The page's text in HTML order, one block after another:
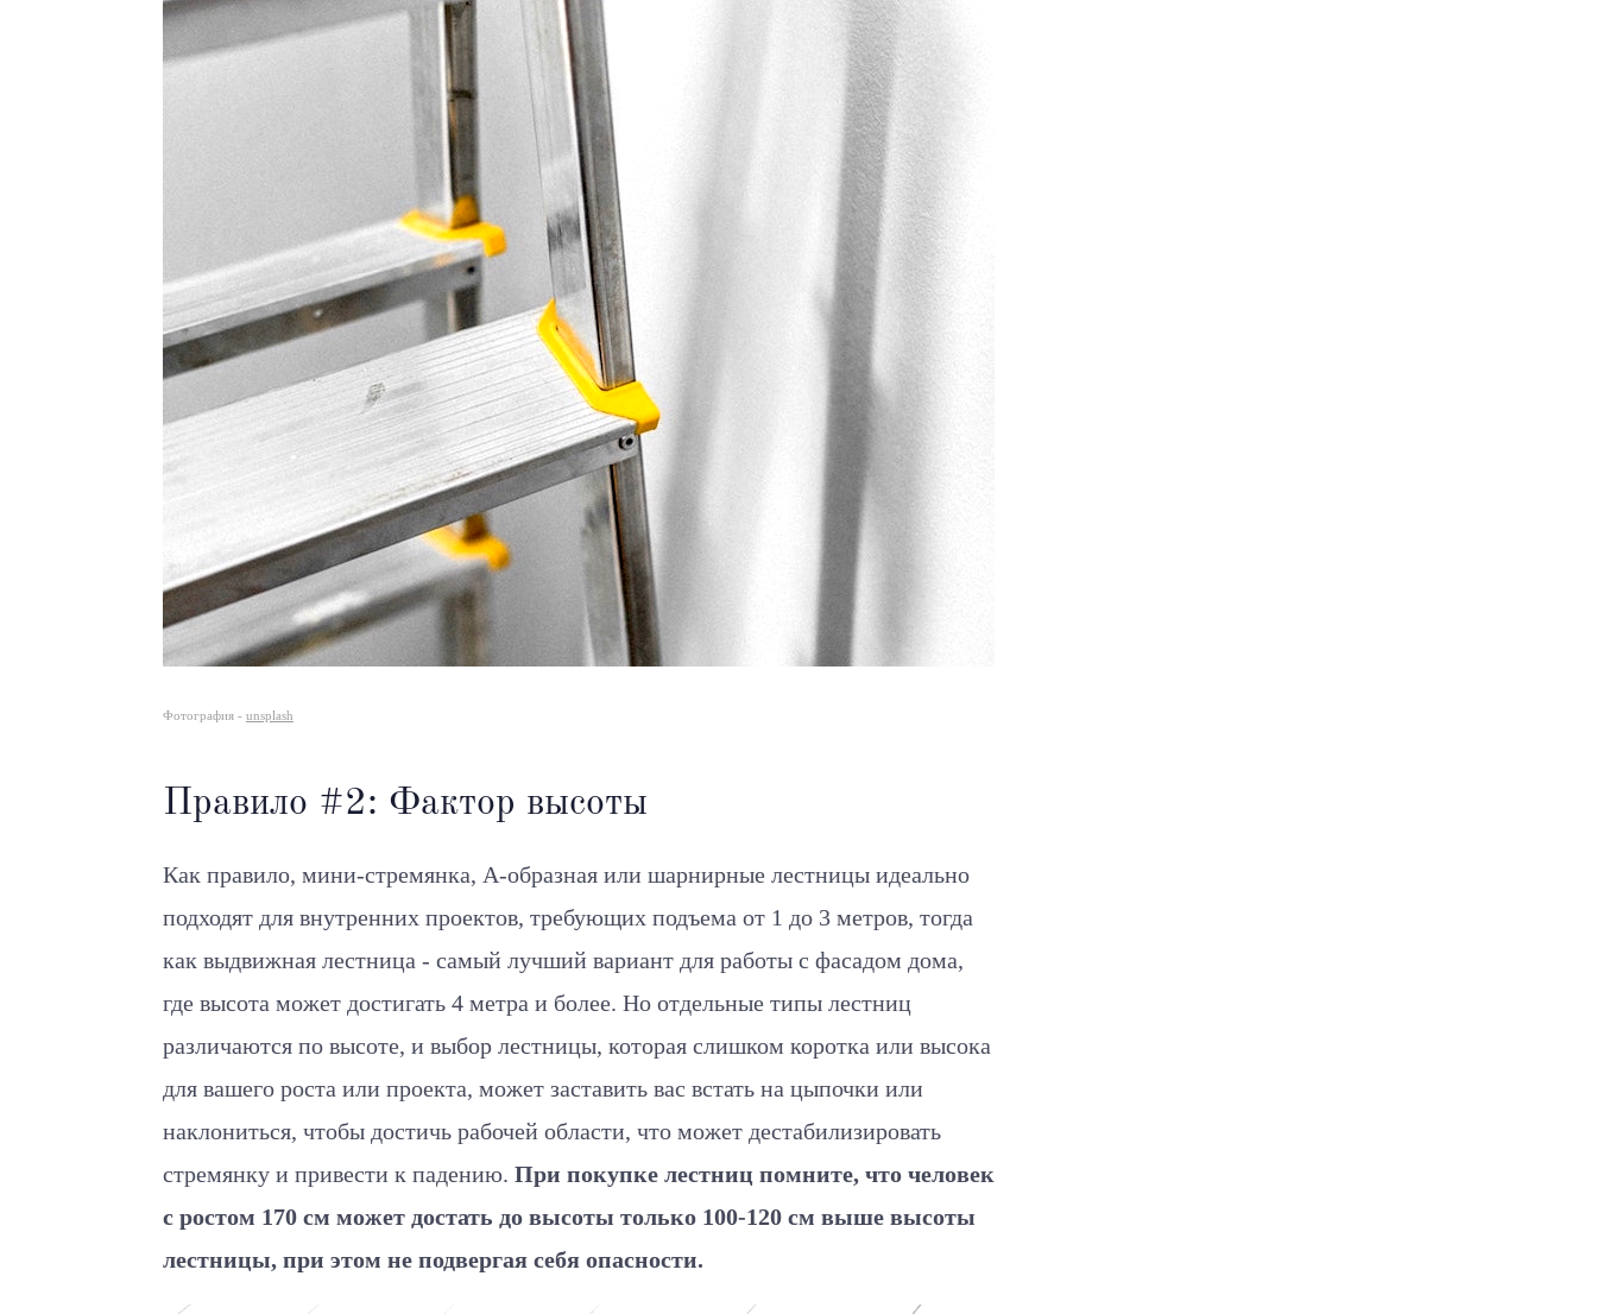
Фотография - unsplash
Правило #2: Фактор высоты
Как правило, мини-стремянка, A-образная или шарнирные лестницы идеально
подходят для внутренних проектов, требующих подъема от 1 до 3 метров, тогда
как выдвижная лестница - самый лучший вариант для работы с фасадом дома,
где высота может достигать 4 метра и более. Но отдельные типы лестниц
различаются по высоте, и выбор лестницы, которая слишком коротка или высока
для вашего роста или проекта, может заставить вас встать на цыпочки или
наклониться, чтобы достичь рабочей области, что может дестабилизировать
стремянку и привести к падению. При покупке лестниц помните, что человек
с ростом 170 см может достать до высоты только 100-120 см выше высоты
лестницы, при этом не подвергая себя опасности.